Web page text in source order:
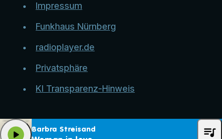
Impressum
Funkhaus Nürnberg
radioplayer.de
Privatsphäre
KI Transparenz-Hinweis
Barbra Streisand
play_arrow queue_music